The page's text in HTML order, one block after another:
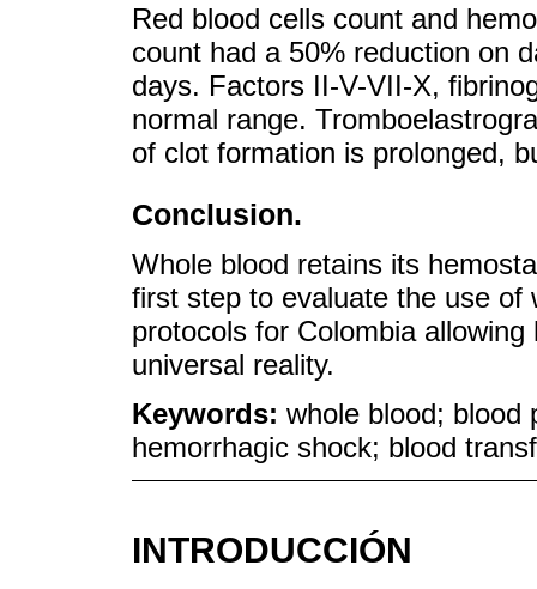
Red blood cells count and
count had a 50% reduction on
days. Factors II-V-VII-X,
normal range.
of clot formation is prolonged,
Conclusion.
Whole blood retains its
first step to evaluate the use of
protocols for Colombia
universal reality.
Keywords: whole blood; blood
hemorrhagic shock; blood
INTRODUCCIÓN